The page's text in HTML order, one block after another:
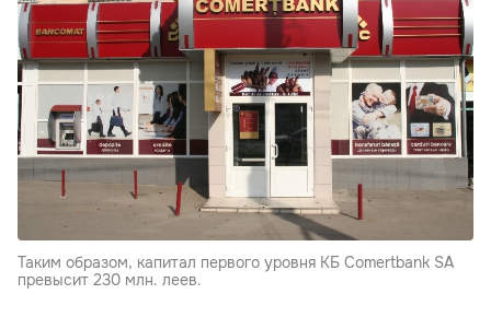
Таким образом, капитал первого уровня КБ Comertbank SA
превысит 230 млн. леев.